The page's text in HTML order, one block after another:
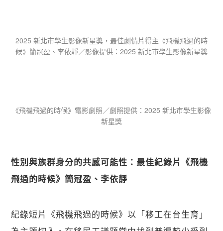
2025 新北市學生影像新星獎，最佳劇情片得主《飛機飛過的時
候》簡冠盈、李依靜／影像提供：​2025 新北市學生影像新星獎
《飛機飛過的時候》電影劇照／劇照提供：​2025 新北市學生影像
新星獎
性別與族群身分的共感可能性：最佳紀錄片《飛機
飛過的時候》簡冠盈、李依靜
紀錄短片《飛機飛過的時候》以「移工在台生育」